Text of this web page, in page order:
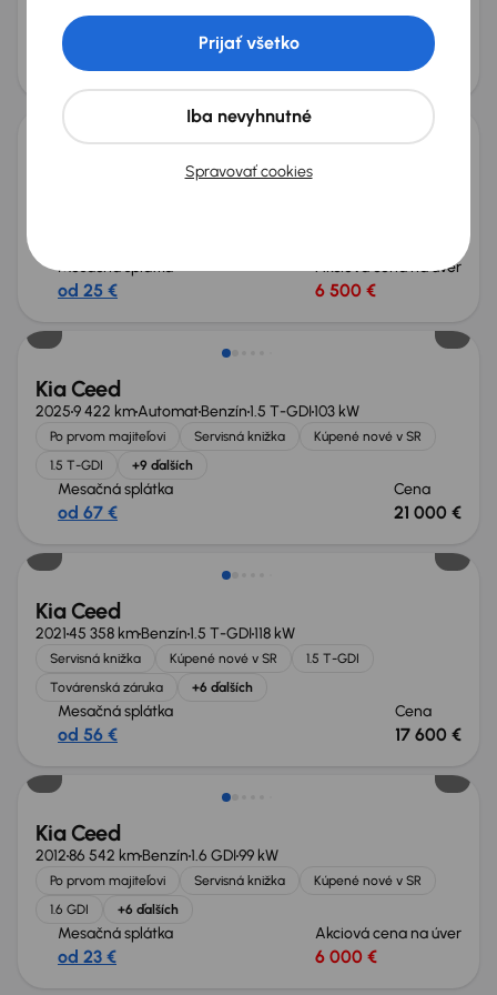
1.5 T-GDI
Mesačná splátka
od 63 €
Akciová cena na úver
17 700 €
Mesačná splátka
od 25 €
Akciová cena na úver
6 500 €
Zlacnené o 4 200 €
Kia Ceed
20259 422 kmAutomatBenzín1.5 T-GDI103 kW
Po prvom majiteľovi Servisná knižka
Kúpené nové v SR
1.5 T-GDI
+9 ďalších
Mesačná splátka
od 67 €
Cena
21 000 €
Kia Ceed
202145 358 kmBenzín1.5 T-GDI118 kW
Servisná knižka Kúpené nové v SR
1.5 T-GDI
Továrenská záruka
+6 ďalších
Mesačná splátka
od 56 €
Cena
17 600 €
Nové v ponuke
Kia Ceed
201286 542 kmBenzín1.6 GDI99 kW
Po prvom majiteľovi Servisná knižka
Kúpené nové v SR
1.6 GDI
+6 ďalších
Mesačná splátka
od 23 €
Akciová cena na úver
6 000 €
Zlacnené o 4 000 €
Spravovať cookies
Iba nevyhnutné
Prijať všetko